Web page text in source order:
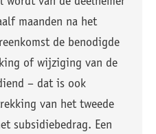
maanden na het
de benodigde
of wijziging van de
– dat is ook
van het tweede
subsidiebedrag. Een